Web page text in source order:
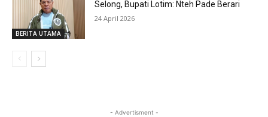
BERITA UTAMA
Selong, Bupati Lotim: Nteh Pade Berari
24 April 2026
- Advertisment -